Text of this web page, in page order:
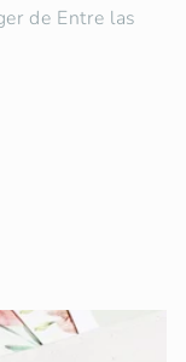
de Entre las